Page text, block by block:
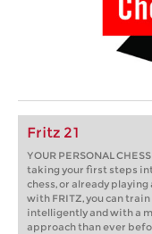
Fritz 21
YOUR PERSONAL
taking your first steps
chess, or already
with FRITZ, you can
intelligently and with a
approach than ever